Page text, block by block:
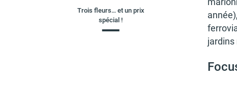
Trois fleurs… et un prix
spécial !
jardins